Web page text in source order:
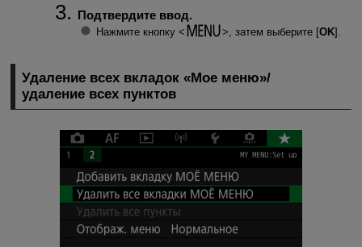
Подтвердите ввод.
Нажмите кнопку , затем выберите [OK].
Удаление всех вкладок «Мое меню»/
удаление всех пунктов